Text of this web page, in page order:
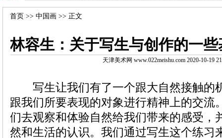
首页 >>中国画 >> 正文
林容生：关于写生与创作的一
天津美术网 www.022meishu.com 2020-10-19
写生让我们有了一个跟大自然接触的
跟我们所要表现的对象进行精神上的交流
们去观察和体验自然给我们带来的感受，
然和生活的认识。我们通过写生这个练习